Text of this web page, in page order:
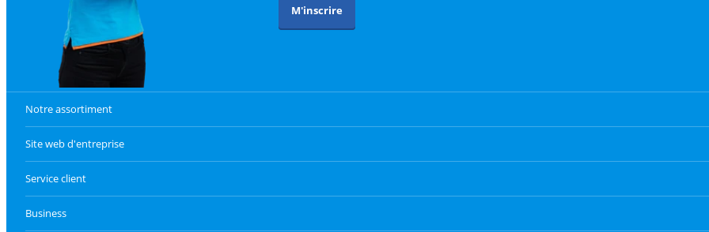
M'inscrire
Notre assortiment
Site web d'entreprise
Service client
Business